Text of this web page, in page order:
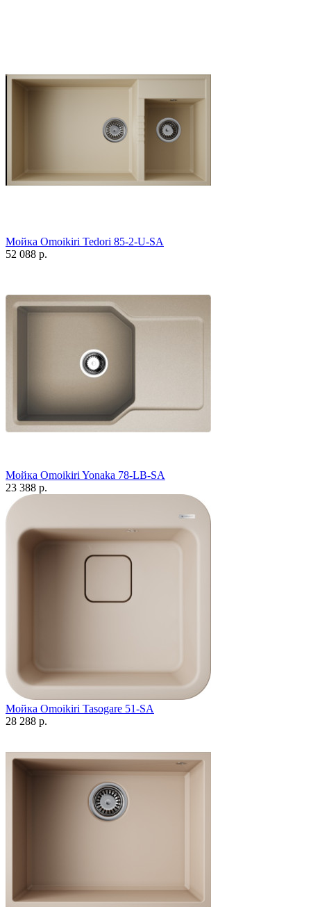
Мойка Omoikiri Tedori 85-2-U-SA
52 088 р.
Мойка Omoikiri Yonaka 78-LB-SA
23 388 р.
Мойка Omoikiri Tasogare 51-SA
28 288 р.